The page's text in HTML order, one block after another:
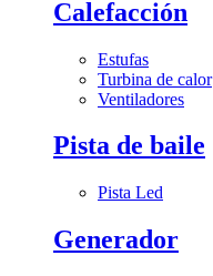
Calefacción
Estufas
Turbina de calor
Ventiladores
Pista de baile
Pista Led
Generador